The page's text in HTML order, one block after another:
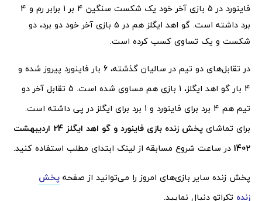
فاینورد در 5 بازی آخر خود یک شکست سنگین 4 بر 1 برابر رم و 4
برد داشته است. گو اهد ایگلز هم در 5 بازی آخر خود دو برد، دو
شکست و یک تساوی کسب کرده است.
در تقابل‌های دو تیم در سالیان گذشته، 6 بار فاینورد پیروز شده و
4 بار گو اهد ایگلز، 1 بازی هم مساوی شده است. 5 تقابل آخر دو
تیم هم 4 برد برای فاینورد و 1 برد برای ایگلز در پی داشته است.
برای تماشای
پخش زنده بازی فاینورد و گو اهد ایگلز 24 اردیبهشت
1402 در ساعت شروع مسابقه از لینک ابتدای مطلب استفاده کنید.
پخش زنده سایر بازی‌های امروز را می‌توانید از صفحه پخش
زنده تکراتو دنبال نمایید.